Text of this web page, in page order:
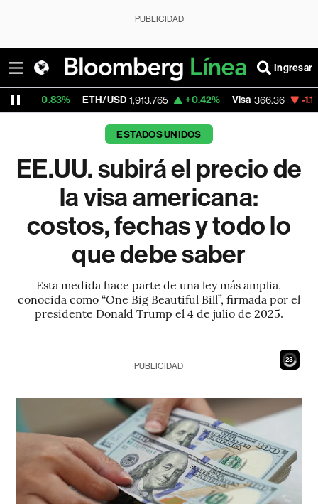
PUBLICIDAD
Ingresar
ETH/USD 1,913.765 +0.42% Visa 366.36 -1.11%
ESTADOS UNIDOS
EE.UU. subirá el precio de
la visa americana:
costos, fechas y todo lo
que debe saber
Esta medida hace parte de una ley más amplia,
conocida como “One Big Beautiful Bill”, firmada por el
presidente Donald Trump el 4 de julio de 2025.
21
PUBLICIDAD